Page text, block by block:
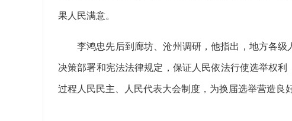
果人民满意。
李鸿忠先后到廊坊、沧州调研，他指出，地方各
决策部署和宪法法律规定，保证人民依法行使选举权
过程人民民主、人民代表大会制度，为换届选举营造良